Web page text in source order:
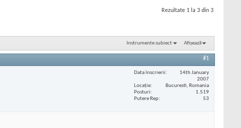
Rezultate 1 la 3 din 3
Instrumente subiect Afișează
#1
Data înscrierii
14th January
2007
Locaţie
Bucuresti, Romania
Posturi
1.519
Putere Rep
53